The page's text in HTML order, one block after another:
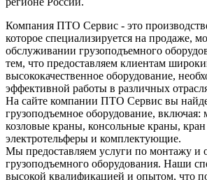
Компания ПТО Сервис - это
которое специализируется на продаже,
обслуживании грузоподъемного
тем, что предоставляем клиентам
высококачественное оборудование,
эффективной работы в различных
На сайте компании ПТО Сервис вы
грузоподъемное оборудование, включая:
козловые краны, консольные краны, кран
электротельферы и комплектующие.
Мы предоставляем услуги по монтажу и
грузоподъемного оборудования. Наши
высокой квалификацией и опытом, что